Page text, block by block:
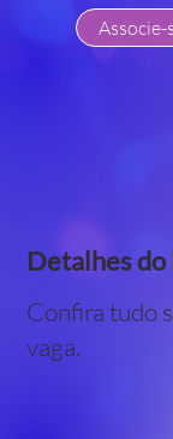
Associe-
Detalhes do
Confira tudo
vaga.